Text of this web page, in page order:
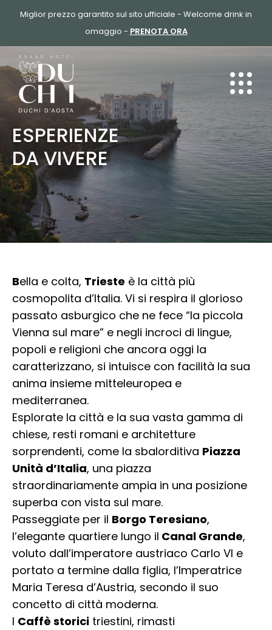
SALTAMiglior prezzo garantito sul sito ufficiale - Welcome drink in
omaggio - PRENOTA ORA
ESPERIENZE
DA VIVERE
Bella e colta, Trieste è la città più
cosmopolita d’Italia. Vi si respira il glorioso
passato asburgico che ne fece “la piccola
Vienna sul mare” e negli incroci di lingue,
popoli e religioni che ancora oggi la
caratterizzano, si intuisce con facilità la sua
anima insieme mitteleuropea e
mediterranea.
Esplorate la città e la sua vasta gamma di
chiese, resti romani e architetture
sorprendenti, come la sbalorditiva Piazza
Unità d’Italia, una piazza
straordinariamente ampia in una posizione
superba con vista sul mare.
Passeggiate per il Borgo Teresiano,
l’elegante quartiere lungo il Canal Grande,
voluto dall’imperatore austriaco Carlo VI e
portato a termine dalla figlia, l’Imperatrice
Maria Teresa d’Austria, secondo il suo
concetto di città moderna.
I Caffè storici triestini, rimasti